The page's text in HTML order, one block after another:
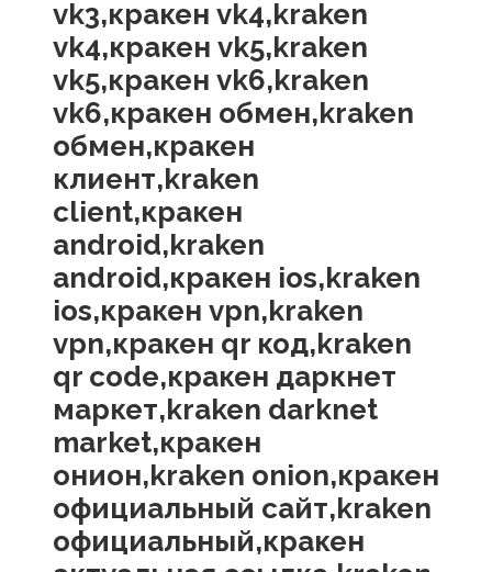
vk3,кракен vk4,kraken
vk4,кракен vk5,kraken
vk5,кракен vk6,kraken
vk6,кракен обмен,kraken
обмен,кракен
клиент,kraken
client,кракен
android,kraken
android,кракен ios,kraken
ios,кракен vpn,kraken
vpn,кракен qr код,kraken
qr code,кракен даркнет
маркет,kraken darknet
market,кракен
онион,kraken onion,кракен
официальный сайт,kraken
официальный,кракен